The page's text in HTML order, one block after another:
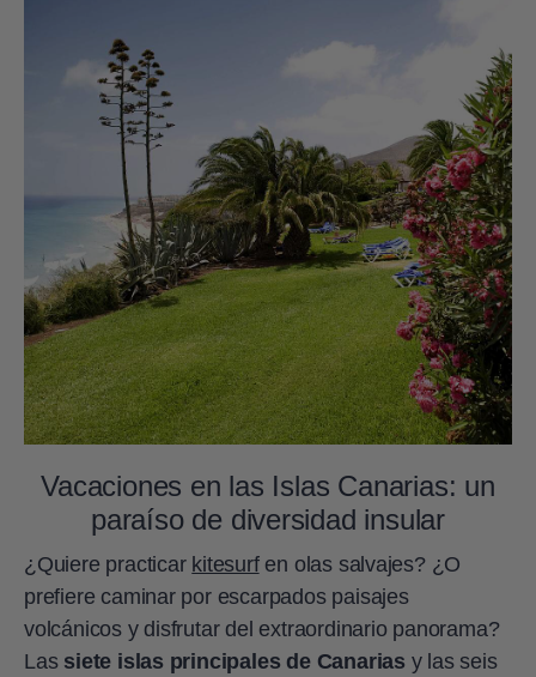
Vacaciones en las Islas Canarias: un
paraíso de diversidad insular
¿Quiere practicar kitesurfen olas salvajes? ¿O
prefiere caminar por escarpados paisajes
volcánicos y disfrutar del extraordinario panorama?
Las siete islas principales de Canarias y las seis